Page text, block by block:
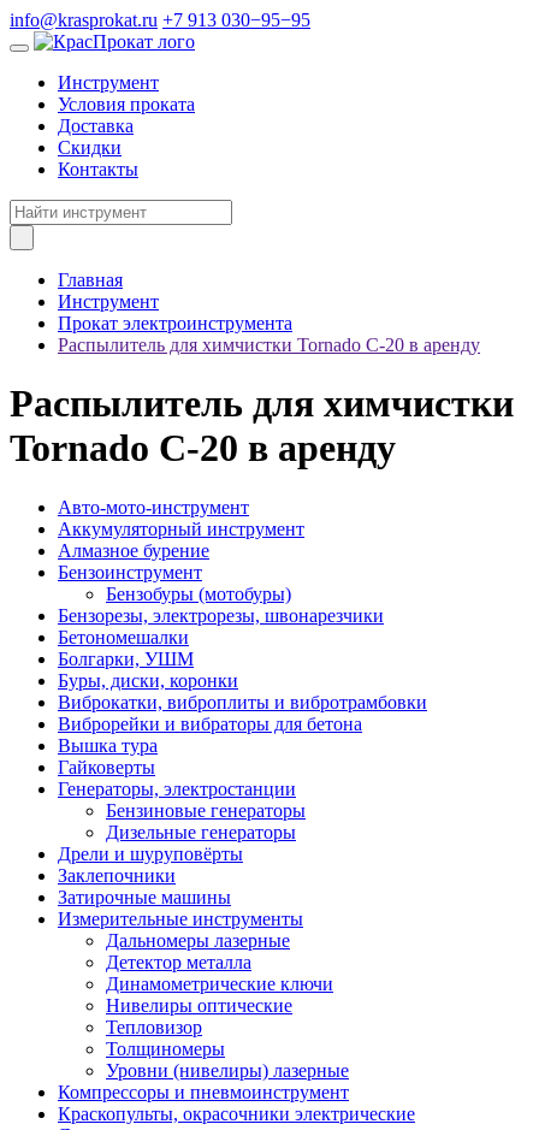
info@krasprokat.ru +7 913 030−95−95
Инструмент
Условия проката
Доставка
Скидки
Контакты
Главная
Инструмент
Прокат электроинструмента
Распылитель для химчистки Tornado С-20 в аренду
Распылитель для химчистки
Tornado С-20 в аренду
Авто-мото-инструмент
Аккумуляторный инструмент
Алмазное бурение
Бензоинструмент
Бензобуры (мотобуры)
Бензорезы, электрорезы, швонарезчики
Бетономешалки
Болгарки, УШМ
Буры, диски, коронки
Виброкатки, виброплиты и вибротрамбовки
Виброрейки и вибраторы для бетона
Вышка тура
Гайковерты
Генераторы, электростанции
Бензиновые генераторы
Дизельные генераторы
Дрели и шуруповёрты
Заклепочники
Затирочные машины
Измерительные инструменты
Дальномеры лазерные
Детектор металла
Динамометрические ключи
Нивелиры оптические
Тепловизор
Толщиномеры
Уровни (нивелиры) лазерные
Компрессоры и пневмоинструмент
Краскопульты, окрасочники электрические